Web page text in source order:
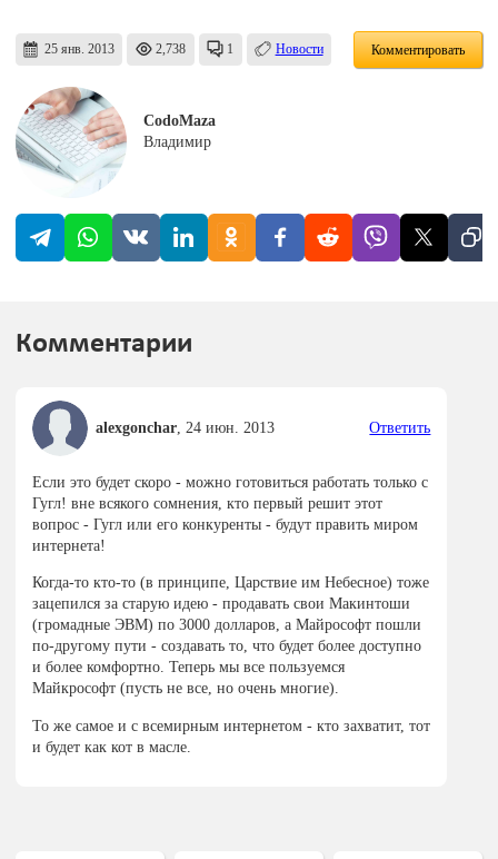
25 янв. 2013 2,738 1 Новости Комментировать
CodoMaza
Владимир
Комментарии
alexgonchar, 24 июн. 2013 Ответить
Если это будет скоро - можно готовиться работать только с
Гугл! вне всякого сомнения, кто первый решит этот
вопрос - Гугл или его конкуренты - будут править миром
интернета!
Когда-то кто-то (в принципе, Царствие им Небесное) тоже
зацепился за старую идею - продавать свои Макинтоши
(громадные ЭВМ) по 3000 долларов, а Майрософт пошли
по-другому пути - создавать то, что будет более доступно
и более комфортно. Теперь мы все пользуемся
Майкрософт (пусть не все, но очень многие).
То же самое и с всемирным интернетом - кто захватит, тот
и будет как кот в масле.